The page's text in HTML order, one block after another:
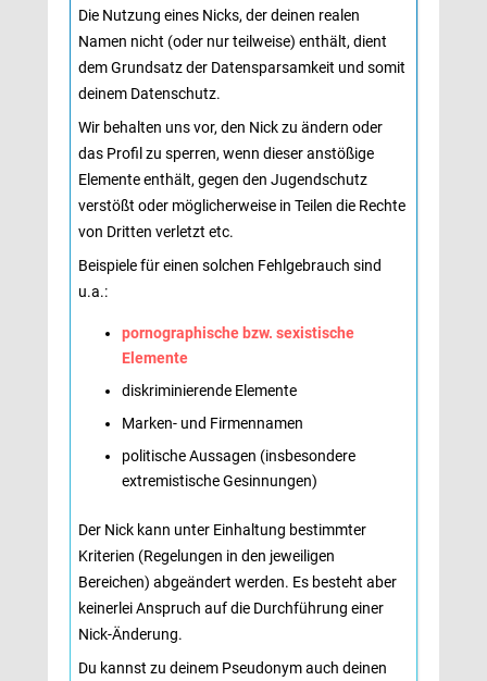
Die Nutzung eines Nicks, der deinen realen
Namen nicht (oder nur teilweise) enthält, dient
dem Grundsatz der Datensparsamkeit und somit
deinem Datenschutz.
Wir behalten uns vor, den Nick zu ändern oder
das Profil zu sperren, wenn dieser anstößige
Elemente enthält, gegen den Jugendschutz
verstößt oder möglicherweise in Teilen die Rechte
von Dritten verletzt etc.
Beispiele für einen solchen Fehlgebrauch sind
u.a.:
pornographische bzw. sexistische
Elemente
diskriminierende Elemente
Marken- und Firmennamen
politische Aussagen (insbesondere
extremistische Gesinnungen)
Der Nick kann unter Einhaltung bestimmter
Kriterien (Regelungen in den jeweiligen
Bereichen) abgeändert werden. Es besteht aber
keinerlei Anspruch auf die Durchführung einer
Nick-Änderung.
Du kannst zu deinem Pseudonym auch deinen